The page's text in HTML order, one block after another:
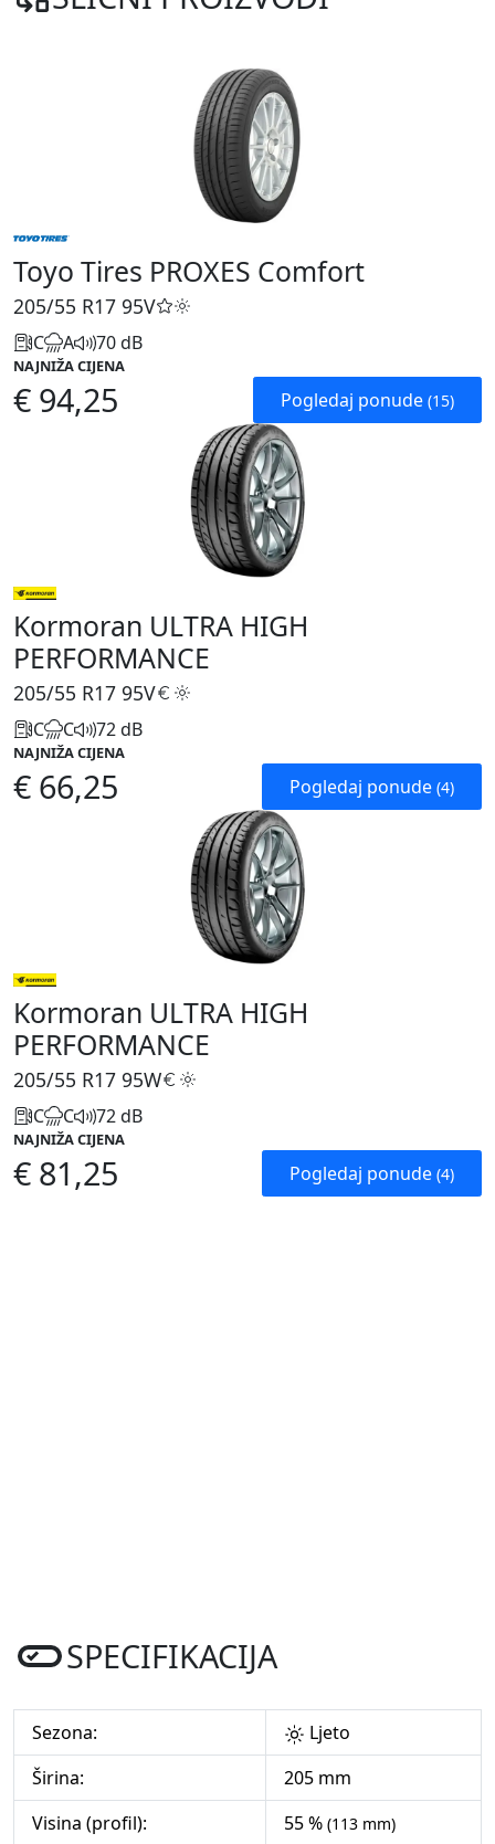
Toyo Tires PROXES Comfort
205/55 R17 95V
C A 70 dB
NAJNIŽA CIJENA
€ 94,25 Pogledaj ponude (15)
Kormoran ULTRA HIGH
PERFORMANCE
205/55 R17 95V
C C 72 dB
NAJNIŽA CIJENA
€ 66,25 Pogledaj ponude (4)
Kormoran ULTRA HIGH
PERFORMANCE
205/55 R17 95W
C C 72 dB
NAJNIŽA CIJENA
€ 81,25 Pogledaj ponude (4)
SPECIFIKACIJA
Sezona:
Ljeto
Širina:
205 mm
Visina (profil):
55 % (113 mm)